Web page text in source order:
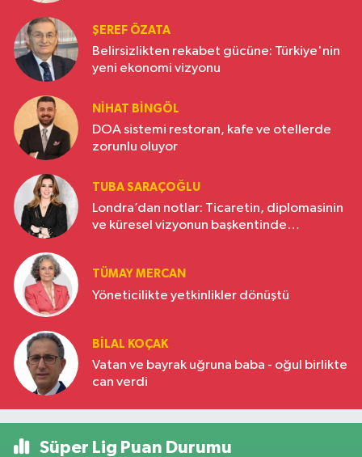
ŞEREF ÖZATA
Belirsizlikten rekabet gücüne: Türkiye'nin
yeni ekonomi vizyonu
NIHAT BINGÖL
DOA sistemi restoran, kafe ve otellerde
zorunlu oluyor
TUBA SARAÇOĞLU
Londra’dan notlar: Ticaretin, diplomasinin
ve küresel vizyonun başkentinde
TÜMAY MERCAN
Yöneticilikte yetkinlikler dönüştü
BILAL KOÇAK
Vatan ve bayrak uğruna baba - oğul birlikte
can verdi
Süper Lig Puan Durumu